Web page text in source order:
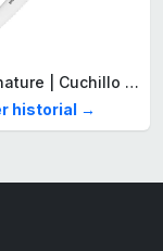
BRA Signature | Cuchillo tomatero 120 mm, Acero Inoxidable alemán forjado con Molibdeno Vanadio, Mango Remachado ABS, Diseño Ergonómico, Hoja 1,6 mm espesor
historial →